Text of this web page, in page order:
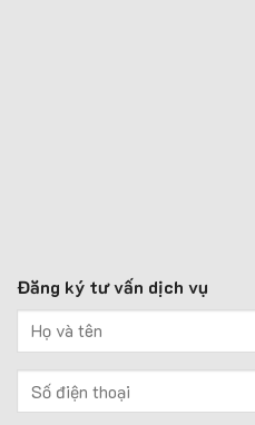
Đăng ký tư vấn dịch vụ